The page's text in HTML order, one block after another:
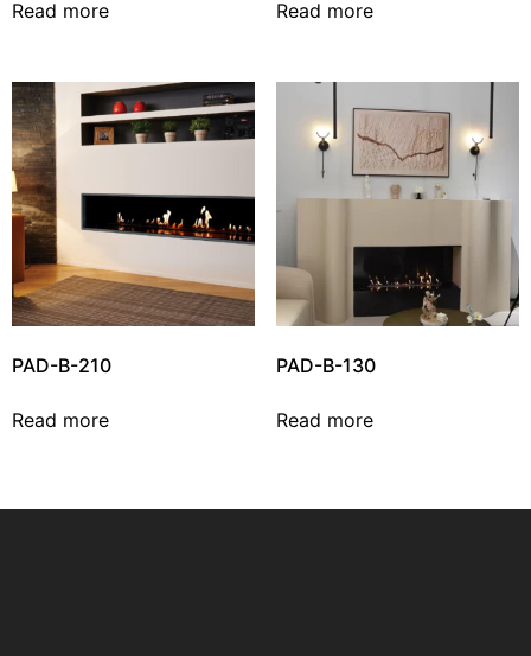
Read more Read more
PAD-B-210
Read more
PAD-B-130
Read more